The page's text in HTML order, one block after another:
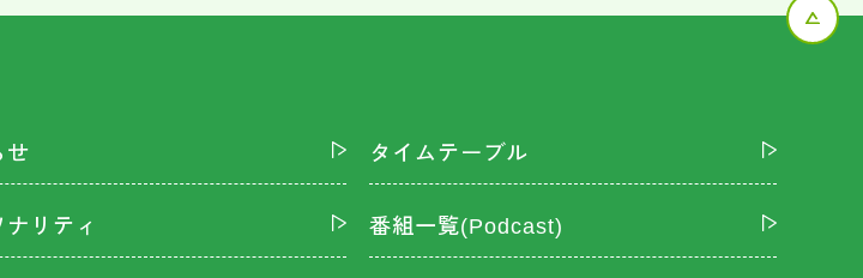
せ タイムテーブル
リティ 番組一覧(Podcast)